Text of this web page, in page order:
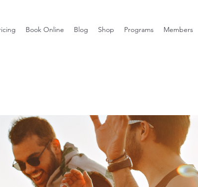
Book Online Blog Shop Programs Members